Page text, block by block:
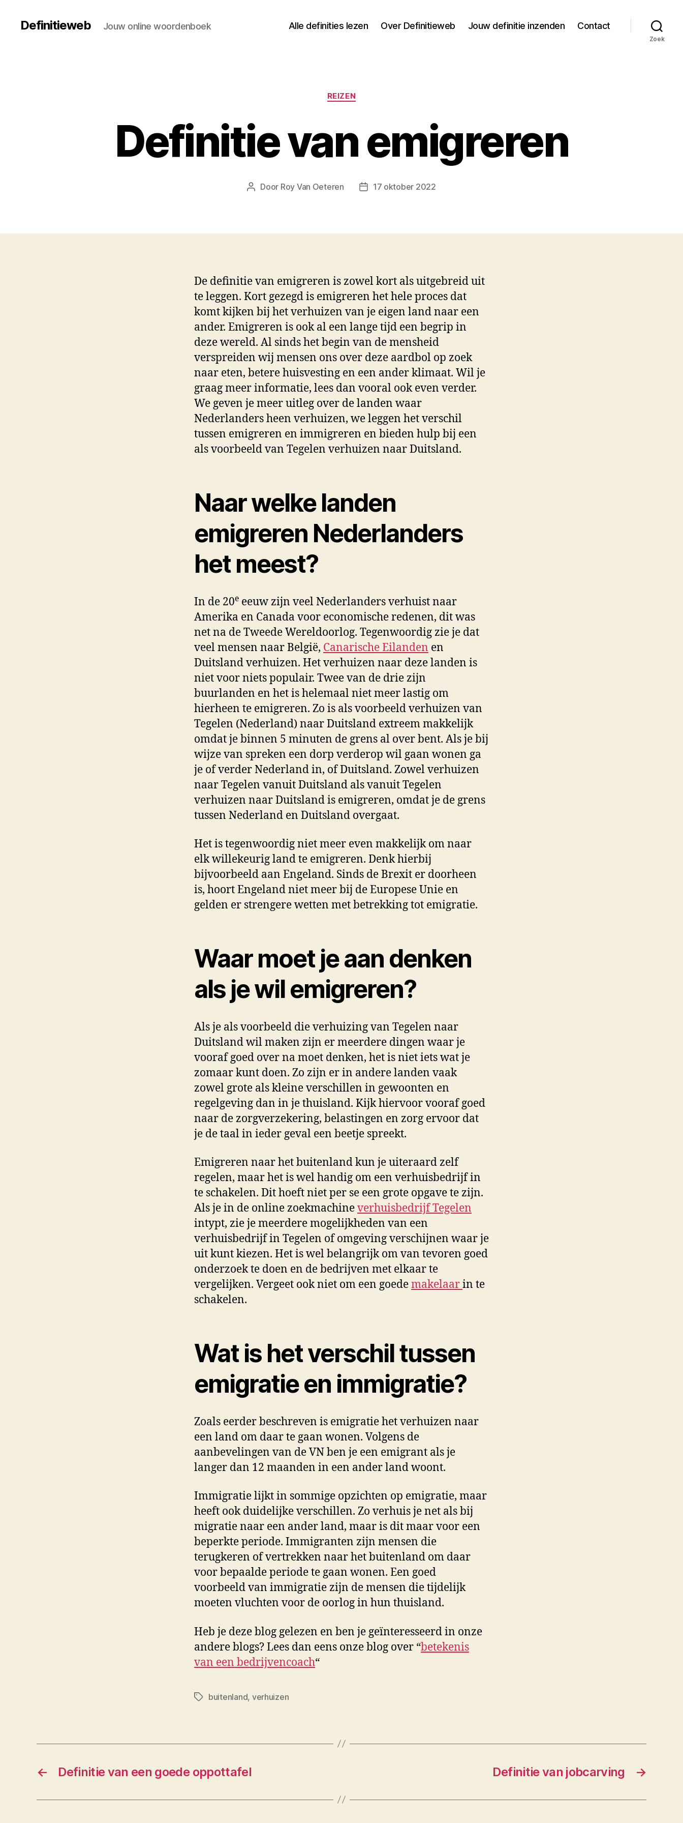
Definitieweb Jouw online woordenboek Alle definities lezen Over Definitieweb Jouw definitie inzenden Contact
Zoek
Categorieën
REIZEN
Definitie van emigreren
Berichtauteur
Door Roy Van Oeteren Berichtdatum
17 oktober 2022
De definitie van emigreren is zowel kort als uitgebreid uit
te leggen. Kort gezegd is emigreren het hele proces dat
komt kijken bij het verhuizen van je eigen land naar een
ander. Emigreren is ook al een lange tijd een begrip in
deze wereld. Al sinds het begin van de mensheid
verspreiden wij mensen ons over deze aardbol op zoek
naar eten, betere huisvesting en een ander klimaat. Wil je
graag meer informatie, lees dan vooral ook even verder.
We geven je meer uitleg over de landen waar
Nederlanders heen verhuizen, we leggen het verschil
tussen emigreren en immigreren en bieden hulp bij een
als voorbeeld van Tegelen verhuizen naar Duitsland.
Naar welke landen
emigreren Nederlanders
het meest?
In de 20e eeuw zijn veel Nederlanders verhuist naar
Amerika en Canada voor economische redenen, dit was
net na de Tweede Wereldoorlog. Tegenwoordig zie je dat
veel mensen naar België, Canarische Eilanden en
Duitsland verhuizen. Het verhuizen naar deze landen is
niet voor niets populair. Twee van de drie zijn
buurlanden en het is helemaal niet meer lastig om
hierheen te emigreren. Zo is als voorbeeld verhuizen van
Tegelen (Nederland) naar Duitsland extreem makkelijk
omdat je binnen 5 minuten de grens al over bent. Als je bij
wijze van spreken een dorp verderop wil gaan wonen ga
je of verder Nederland in, of Duitsland. Zowel verhuizen
naar Tegelen vanuit Duitsland als vanuit Tegelen
verhuizen naar Duitsland is emigreren, omdat je de grens
tussen Nederland en Duitsland overgaat.
Het is tegenwoordig niet meer even makkelijk om naar
elk willekeurig land te emigreren. Denk hierbij
bijvoorbeeld aan Engeland. Sinds de Brexit er doorheen
is, hoort Engeland niet meer bij de Europese Unie en
gelden er strengere wetten met betrekking tot emigratie.
Waar moet je aan denken
als je wil emigreren?
Als je als voorbeeld die verhuizing van Tegelen naar
Duitsland wil maken zijn er meerdere dingen waar je
vooraf goed over na moet denken, het is niet iets wat je
zomaar kunt doen. Zo zijn er in andere landen vaak
zowel grote als kleine verschillen in gewoonten en
regelgeving dan in je thuisland. Kijk hiervoor vooraf goed
naar de zorgverzekering, belastingen en zorg ervoor dat
je de taal in ieder geval een beetje spreekt.
Emigreren naar het buitenland kun je uiteraard zelf
regelen, maar het is wel handig om een verhuisbedrijf in
te schakelen. Dit hoeft niet per se een grote opgave te zijn.
Als je in de online zoekmachineverhuisbedrijf Tegelen
intypt, zie je meerdere mogelijkheden van een
verhuisbedrijf in Tegelen of omgeving verschijnen waar je
uit kunt kiezen. Het is wel belangrijk om van tevoren goed
onderzoek te doen en de bedrijven met elkaar te
vergelijken. Vergeet ook niet om een goedemakelaarin te
schakelen.
Wat is het verschil tussen
emigratie en immigratie?
Zoals eerder beschreven is emigratie het verhuizen naar
een land om daar te gaan wonen. Volgens de
aanbevelingen van de VN ben je een emigrant als je
langer dan 12 maanden in een ander land woont.
Immigratie lijkt in sommige opzichten op emigratie, maar
heeft ook duidelijke verschillen. Zo verhuis je net als bij
migratie naar een ander land, maar is dit maar voor een
beperkte periode. Immigranten zijn mensen die
terugkeren of vertrekken naar het buitenland om daar
voor bepaalde periode te gaan wonen. Een goed
voorbeeld van immigratie zijn de mensen die tijdelijk
moeten vluchten voor de oorlog in hun thuisland.
Heb je deze blog gelezen en ben je geïnteresseerd in onze
andere blogs? Lees dan eens onze blog over “betekenis
van een bedrijvencoach“
Tagsbuitenland, verhuizen
← Definitie van een goede oppottafel →
Definitie van jobcarving